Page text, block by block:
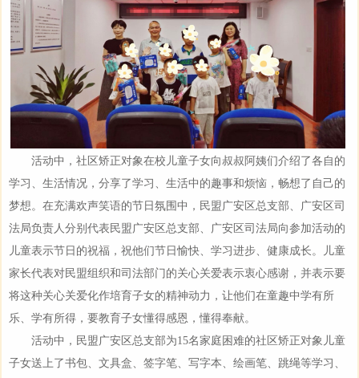
活动中，社区矫正对象在校儿童子女向叔叔阿姨们介绍了各自的
学习、生活情况，分享了学习、生活中的趣事和烦恼，畅想了自己的
梦想。在充满欢声笑语的节日氛围中，民盟广安区总支部、广安区司
法局负责人分别代表民盟广安区总支部、广安区司法局向参加活动的
儿童表示节日的祝福，祝他们节日愉快、学习进步、健康成长。儿童
家长代表对民盟组织和司法部门的关心关爱表示衷心感谢，并表示要
将这种关心关爱化作培育子女的精神动力，让他们在童趣中学有所
乐、学有所得，要教育子女懂得感恩，懂得奉献。
活动中，民盟广安区总支部为15名家庭困难的社区矫正对象儿童
子女送上了书包、文具盒、签字笔、写字本、绘画笔、跳绳等学习、